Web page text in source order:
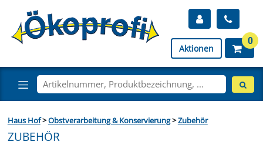
Aktionen
0
Haus Hof>Obstverarbeitung & Konservierung>Zubehör
ZUBEHÖR